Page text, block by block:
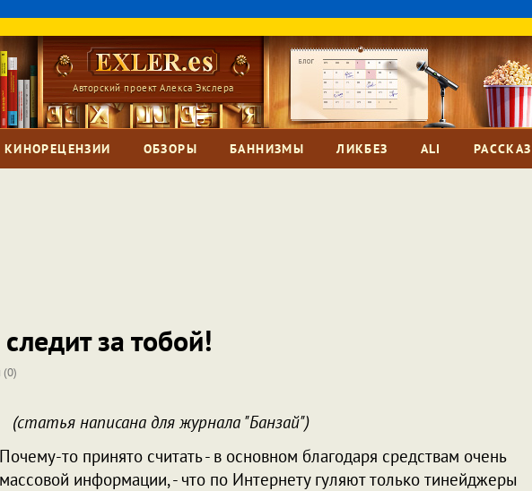
Авторский проект Алекса Экслера
КИНОРЕЦЕНЗИИ ОБЗОРЫ БАННИЗМЫ ЛИКБЕЗ ALI
за тобой!
(0)
(статья написана для журнала "Банзай")
Почему-то принято считать - в основном благодаря средствам очень
массовой информации, - что по Интернету гуляют только тинейджеры